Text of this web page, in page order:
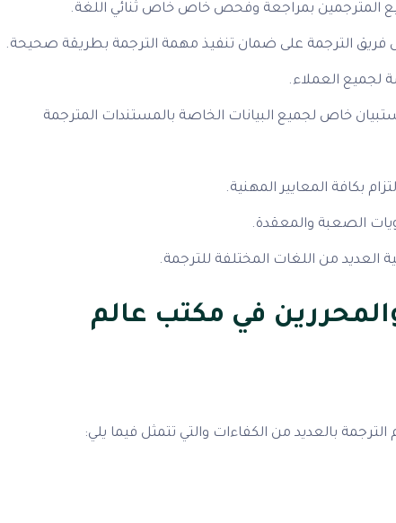
المترجمين بمراجعة وفحص خاص خاص ثنائي اللغة.
فريق الترجمة على ضمان تنفيذ مهمة الترجمة بطريقة صحيحة.
لجميع العملاء.
خاص لجميع البيانات الخاصة بالمستندات المترجمة
بكافة المعايير المهنية.
الصعبة والمعقدة.
العديد من اللغات المختلفة للترجمة.
في مكتب عالم
بالعديد من الكفاءات والتي تتمثل فيما يلي: